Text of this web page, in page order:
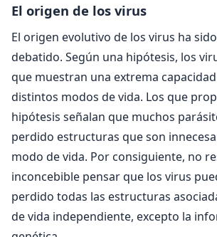
El origen de los virus
El origen evolutivo de los virus ha
debatido. Según una hipótesis, los
que muestran una extrema
distintos modos de vida. Los que
hipótesis señalan que muchos
perdido estructuras que son
modo de vida. Por consiguiente, no
inconcebible pensar que los virus
perdido todas las estructuras
de vida independiente, excepto la